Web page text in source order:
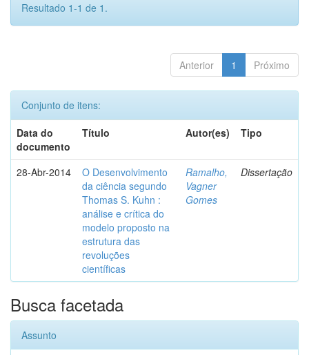
Resultado 1-1 de 1.
Anterior 1 Próximo
Conjunto de itens:
Data do
documento
Título Autor(es) Tipo
28-Abr-2014
O Desenvolvimento
da ciência segundo
Thomas S. Kuhn :
análise e crítica do
modelo proposto na
estrutura das
revoluções
científicas
Ramalho,
Vagner
Gomes
Dissertação
Busca facetada
Assunto